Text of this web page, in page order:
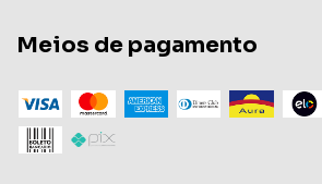
Meios de pagamento